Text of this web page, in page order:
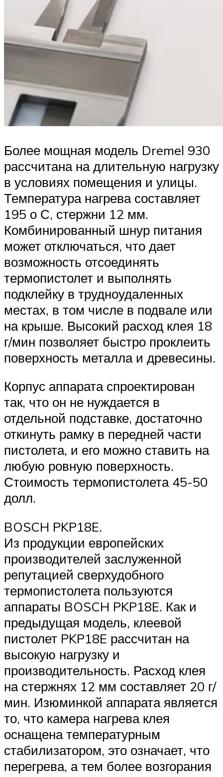
Более мощная модель Dremel 930
рассчитана на длительную нагрузку
в условиях помещения и улицы.
Температура нагрева составляет
195 о С, стержни 12 мм.
Комбинированный шнур питания
может отключаться, что дает
возможность отсоединять
термопистолет и выполнять
подклейку в трудноудаленных
местах, в том числе в подвале или
на крыше. Высокий расход клея 18
г/мин позволяет быстро проклеить
поверхность металла и древесины.
Корпус аппарата спроектирован
так, что он не нуждается в
отдельной подставке, достаточно
откинуть рамку в передней части
пистолета, и его можно ставить на
любую ровную поверхность.
Стоимость термопистолета 45-50
долл.
BOSCH PKP18E.
Из продукции европейских
производителей заслуженной
репутацией сверхудобного
термопистолета пользуются
аппараты BOSCH PKP18E. Как и
предыдущая модель, клеевой
пистолет PKP18E рассчитан на
высокую нагрузку и
производительность. Расход клея
на стержнях 12 мм составляет 20 г/
мин. Изюминкой аппарата является
то, что камера нагрева клея
оснащена температурным
стабилизатором, это означает, что
перегрева, а тем более возгорания